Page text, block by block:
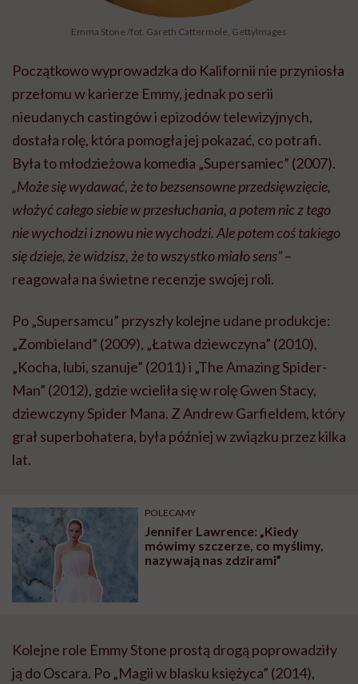
Emma Stone /fot. Gareth Cattermole, GettyImages
Początkowo wyprowadzka do Kalifornii nie przyniosła
przełomu w karierze Emmy, jednak po serii
nieudanych castingów i epizodów telewizyjnych,
dostała rolę, która pomogła jej pokazać, co potrafi.
Była to młodzieżowa komedia „Supersamiec” (2007).
„Może się wydawać, że to bezsensowne przedsięwzięcie,
włożyć całego siebie w przesłuchania, a potem nic z tego
nie wychodzi i znowu nie wychodzi. Ale potem coś takiego
się dzieje, że widzisz, że to wszystko miało sens”–
reagowała na świetne recenzje swojej roli.
Po „Supersamcu” przyszły kolejne udane produkcje:
„Zombieland” (2009), „Łatwa dziewczyna” (2010),
„Kocha, lubi, szanuje” (2011) i „The Amazing Spider-
Man” (2012), gdzie wcieliła się w rolę Gwen Stacy,
dziewczyny Spider Mana. Z Andrew Garfieldem, który
grał superbohatera, była później w związku przez kilka
lat.
POLECAMY
Jennifer Lawrence: „Kiedy
mówimy szczerze, co myślimy,
nazywają nas zdzirami”
Kolejne role Emmy Stone prostą drogą poprowadziły
ją do Oscara. Po „Magii w blasku księżyca” (2014),